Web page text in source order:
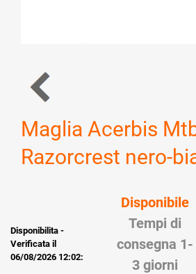
Maglia Acerbis
Razorcrest nero-
Disponibilita -
Verificata il
06/08/2026 12:02:
Disponibile
Tempi di
consegna 1-
3 giorni